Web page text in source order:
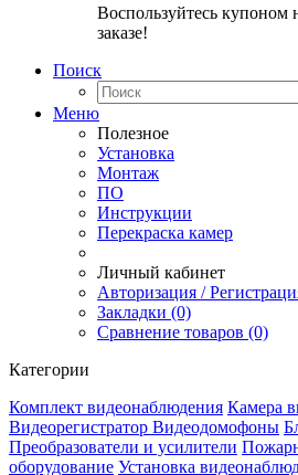
Воспользуйтесь купоном
заказе!
Поиск
Меню
Полезное
Установка
Монтаж
ПО
Инструкции
Перекраска камер
Личный кабинет
Авторизация /
Закладки (0)
Сравнение товаров (0)
Категории
Комплект видеонаблюдения Камера
Видеорегистратор Видеодомофоны
Преобразователи и усилители
оборудование Установка